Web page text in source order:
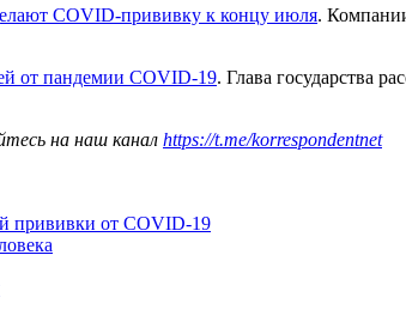
COVID-прививку к концу июля.
от пандемии COVID-19. Глава государства
на наш канал https://t.me/korrespondentnet
прививки от COVID-19